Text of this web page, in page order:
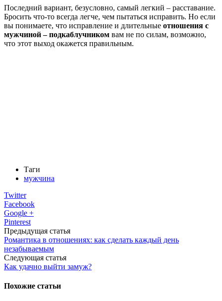
Последний вариант, безусловно, самый легкий – расставание.
Бросить что-то всегда легче, чем пытаться исправить. Но если
вы понимаете, что исправление и длительные отношения с
мужчиной – подкаблучником вам не по силам, возможно,
что этот выход окажется правильным.
Таги
мужчина
Twitter
Facebook
Google +
Pinterest
Предыдущая статья
Романтика в отношениях: как сделать каждый день
незабываемым
Следующая статья
Как удачно выйти замуж?
Похожие статьи